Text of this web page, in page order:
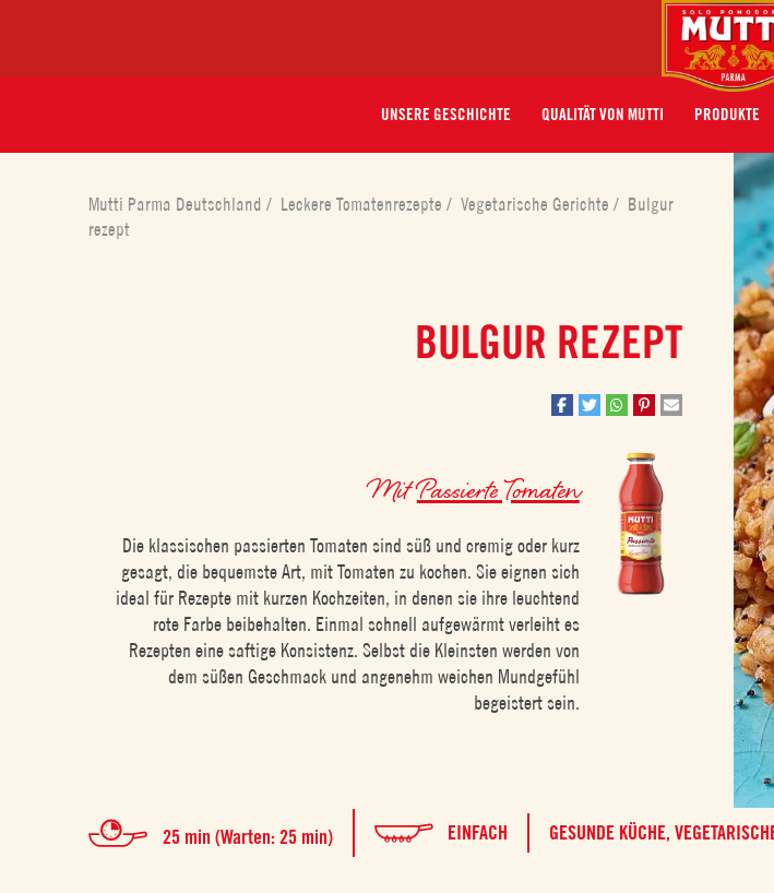
UNSERE GESCHICHTE QUALITÄT VON MUTTI PRODUKTE
Mutti Parma Deutschland/ Leckere Tomatenrezepte/ Vegetarische Gerichte/ Bulgur
rezept
BULGUR REZEPT
MitPassierte Tomaten
Die klassischen passierten Tomaten sind süß und cremig oder kurz
gesagt, die bequemste Art, mit Tomaten zu kochen. Sie eignen sich
ideal für Rezepte mit kurzen Kochzeiten, in denen sie ihre leuchtend
rote Farbe beibehalten. Einmal schnell aufgewärmt verleiht es
Rezepten eine saftige Konsistenz. Selbst die Kleinsten werden von
dem süßen Geschmack und angenehm weichen Mundgefühl
begeistert sein.
25 min (Warten: 25 min) EINFACH GESUNDE KÜCHE,